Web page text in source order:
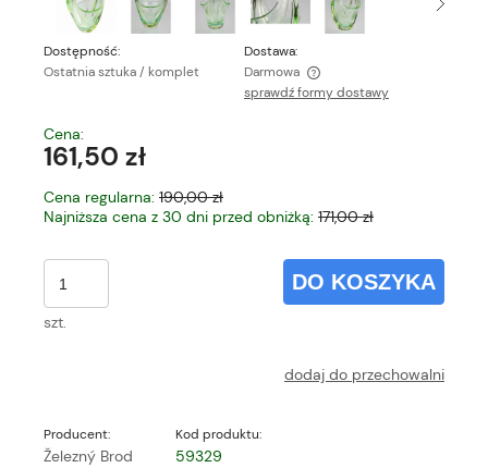
Dostępność:
Ostatnia sztuka / komplet
Dostawa:
Darmowa
Cena nie zawiera ewentualnych kosztów płatności
sprawdź formy dostawy
Cena:
161,50 zł
Cena regularna: 190,00 zł
Najniższa cena z 30 dni przed obniżką: 171,00 zł
szt.
DO KOSZYKA
dodaj do przechowalni
Producent:
Železný Brod
Kod produktu:
59329